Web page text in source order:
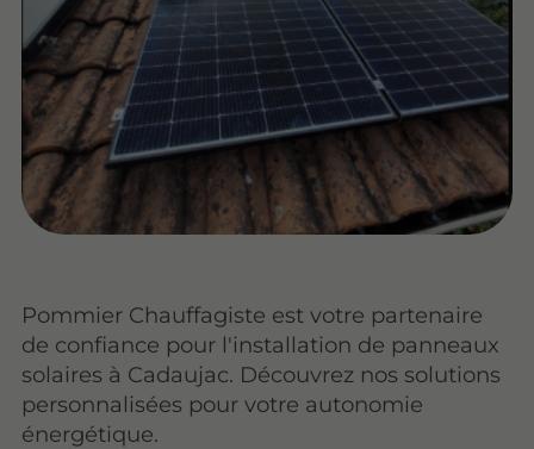
Pommier Chauffagiste est votre partenaire
de confiance pour l'installation de panneaux
solaires à Cadaujac. Découvrez nos solutions
personnalisées pour votre autonomie
énergétique.